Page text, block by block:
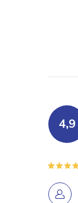
4,9